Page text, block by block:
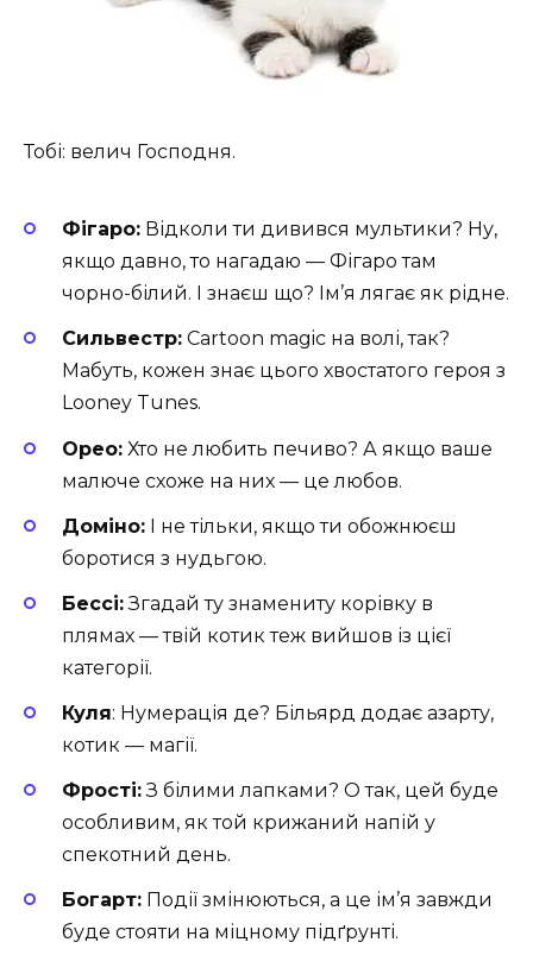
Тобі: велич Господня.
Фігаро: Відколи ти дивився мультики? Ну,
якщо давно, то нагадаю — Фігаро там
чорно-білий. І знаєш що? Ім’я лягає як рідне.
Сильвестр: Cartoon magic на волі, так?
Мабуть, кожен знає цього хвостатого героя з
Looney Tunes.
Орео: Хто не любить печиво? А якщо ваше
малюче схоже на них — це любов.
Доміно: І не тільки, якщо ти обожнюєш
боротися з нудьгою.
Бессі:Згадай ту знамениту корівку в
плямах — твій котик теж вийшов із цієї
категорії.
Куля: Нумерація де? Більярд додає азарту,
котик — магії.
Фрості:З білими лапками? О так, цей буде
особливим, як той крижаний напій у
спекотний день.
Богарт: Події змінюються, а це ім’я завжди
буде стояти на міцному підґрунті.